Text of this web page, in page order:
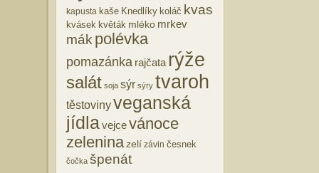
kapusta kaše Knedlíky koláč kvas
kvásek květák mléko mrkev
mákpolévka
pomazánka rajčata rýže
salát soja sýr sýry tvaroh
těstovinyveganská
jídlavejcevánoce
zeleninazelí závin česnek
čočka špenát